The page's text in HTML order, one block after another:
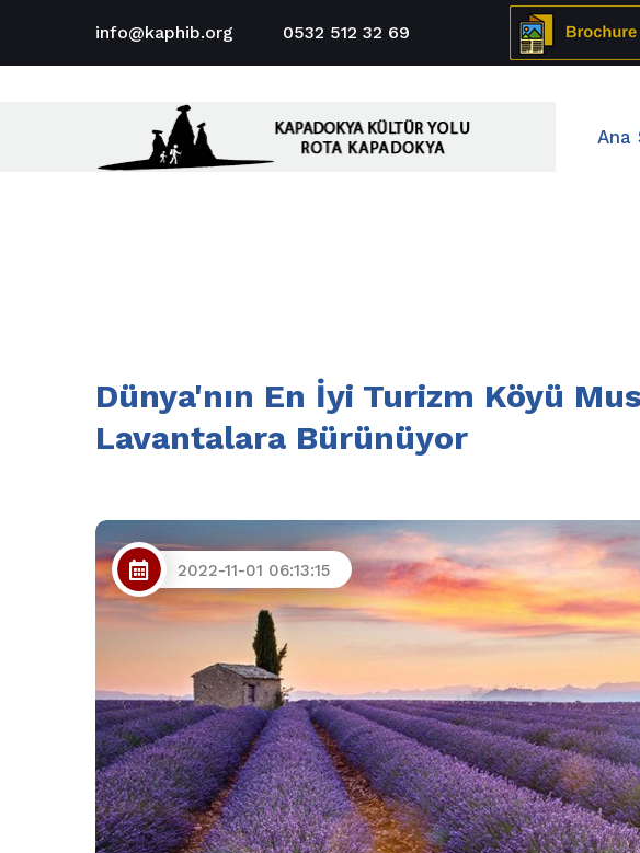
info@kaphib.org 0532 512 32 69
Ana
Dünya'nın En İyi Turizm Köyü
Lavantalara Bürünüyor
2022-11-01 06:13:15